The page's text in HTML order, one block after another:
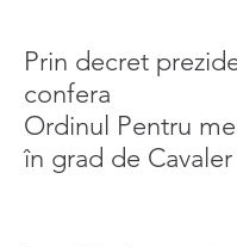
Prin decret
confera
Ordinul Pentru
în grad de Cavaler